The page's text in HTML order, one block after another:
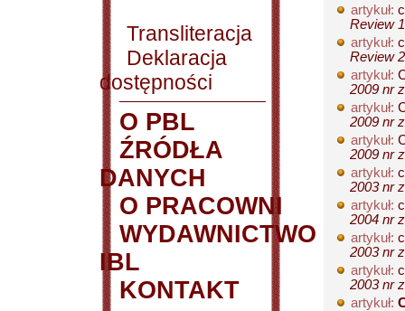
Transliteracja
Deklaracja
dostępności
O PBL
ŹRÓDŁA
DANYCH
O PRACOWNI
WYDAWNICTWO
IBL
KONTAKT
artykuł:
Review
artykuł:
Review
artykuł:
2009 nr
artykuł:
2009 nr
artykuł:
2009 nr
artykuł:
2003 nr
artykuł:
2004 nr
artykuł:
2003 nr
artykuł:
2003 nr
artykuł: